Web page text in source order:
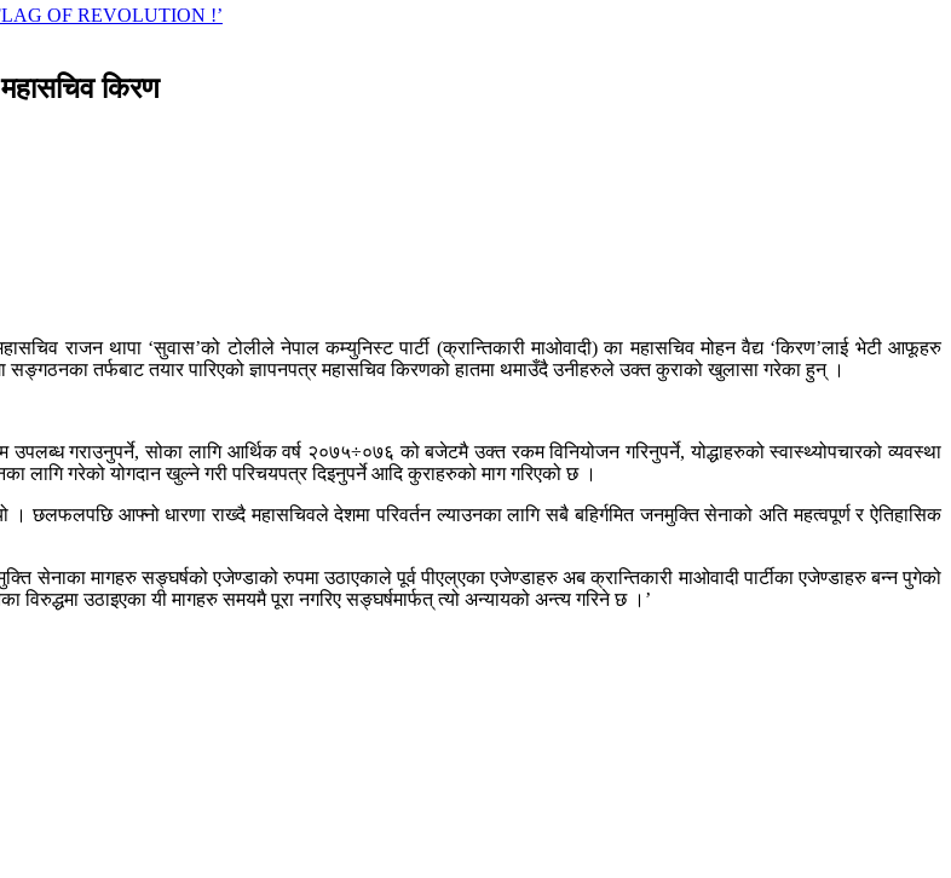
महासचिव किरण
राजन थापा ‘सुवास’को टोलीले नेपाल कम्युनिस्ट पार्टी (क्रान्तिकारी माओवादी) का महासचिव मोहन वैद्य ‘किरण’लाई भेटी आफूहरु
सङ्गठनका तर्फबाट तयार पारिएको ज्ञापनपत्र महासचिव किरणको हातमा थमाउँदै उनीहरुले उक्त कुराको खुलासा गरेका हुन् ।
गराउनुपर्ने, सोका लागि आर्थिक वर्ष २०७५÷०७६ को बजेटमै उक्त रकम विनियोजन गरिनुपर्ने, योद्धाहरुको स्वास्थ्योपचारको व्यवस्था
लागि गरेको योगदान खुल्ने गरी परिचयपत्र दिइनुपर्ने आदि कुराहरुको माग गरिएको छ ।
आफ्नो धारणा राख्दै महासचिवले देशमा परिवर्तन ल्याउनका लागि सबै बहिर्गमित जनमुक्ति सेनाको अति महत्वपूर्ण र ऐतिहासिक
सेनाका मागहरु सङ्घर्षको एजेण्डाको रुपमा उठाएकाले पूर्व पीएल्एका एजेण्डाहरु अब क्रान्तिकारी माओवादी पार्टीका एजेण्डाहरु बन्न पुगेको
उठाइएका यी मागहरु समयमै पूरा नगरिए सङ्घर्षमार्फत् त्यो अन्यायको अन्त्य गरिने छ ।’